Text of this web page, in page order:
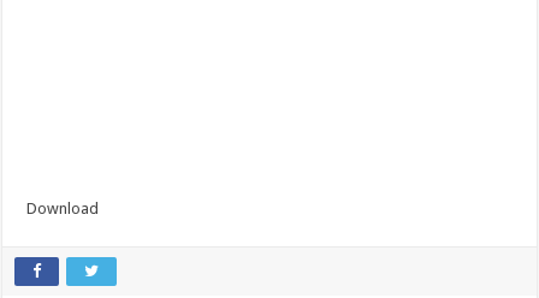
Download